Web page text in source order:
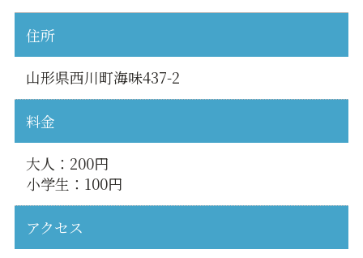
住所
山形県西川町海味437-2
料金
大人：200円
小学生：100円
アクセス